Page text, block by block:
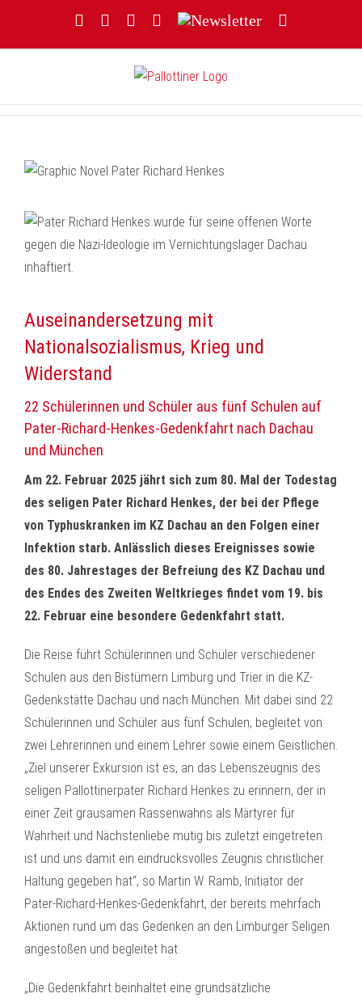
FacebookYouTubeInstagram
Threads
Newsletter
Auseinandersetzung mit
Nationalsozialismus, Krieg und
Widerstand
22 Schülerinnen und Schüler aus fünf Schulen auf
Pater-Richard-Henkes-Gedenkfahrt nach Dachau
und München
Am 22. Februar 2025 jährt sich zum 80. Mal der Todestag
des seligen Pater Richard Henkes, der bei der Pflege
von Typhuskranken im KZ Dachau an den Folgen einer
Infektion starb. Anlässlich dieses Ereignisses sowie
des 80. Jahrestages der Befreiung des KZ Dachau und
des Endes des Zweiten Weltkrieges findet vom 19. bis
22. Februar eine besondere Gedenkfahrt statt.
Die Reise führt Schülerinnen und Schüler verschiedener
Schulen aus den Bistümern Limburg und Trier in die KZ-
Gedenkstätte Dachau und nach München. Mit dabei sind 22
Schülerinnen und Schüler aus fünf Schulen, begleitet von
zwei Lehrerinnen und einem Lehrer sowie einem Geistlichen.
„Ziel unserer Exkursion ist es, an das Lebenszeugnis des
seligen Pallottinerpater Richard Henkes zu erinnern, der in
einer Zeit grausamen Rassenwahns als Märtyrer für
Wahrheit und Nächstenliebe mutig bis zuletzt eingetreten
ist und uns damit ein eindrucksvolles Zeugnis christlicher
Haltung gegeben hat“, so Martin W. Ramb, Initiator der
Pater-Richard-Henkes-Gedenkfahrt, der bereits mehrfach
Aktionen rund um das Gedenken an den Limburger Seligen
angestoßen und begleitet hat.
„Die Gedenkfahrt beinhaltet eine grundsätzliche